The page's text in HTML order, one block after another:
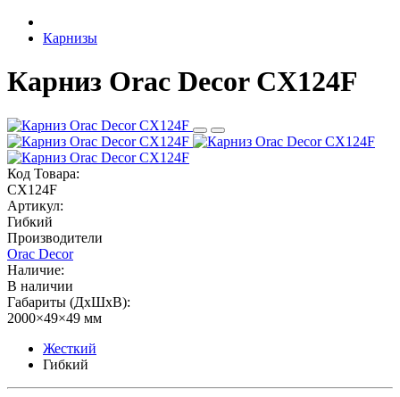
Карнизы
Карниз Orac Decor CX124F
Код Товара:
CX124F
Артикул:
Гибкий
Производители
Orac Decor
Наличие:
В наличии
Габариты (ДхШхВ):
2000×49×49 мм
Жесткий
Гибкий